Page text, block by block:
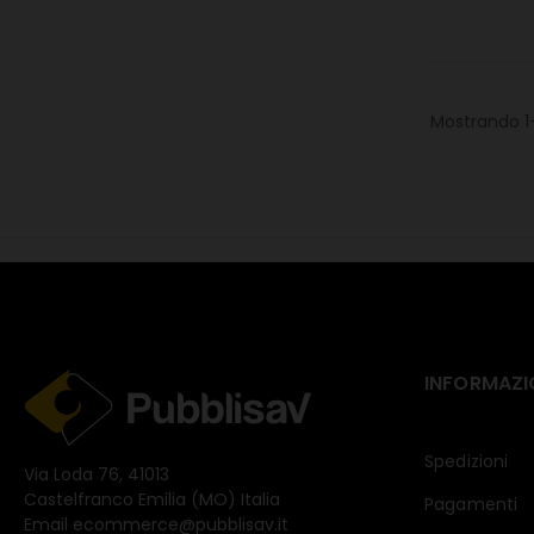
Via Loda 76, 41013
Castelfranco Emilia (MO) Italia
Email ecommerce@pubblisav.it
Spedizioni
Pagamenti